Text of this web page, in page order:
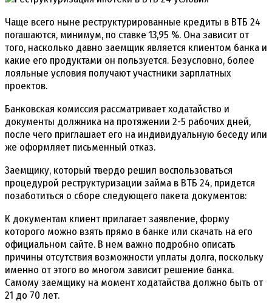
Чаще всего ныне реструктурированные кредиты в ВТБ 24
погашаются, минимум, по ставке 13,95 %. Она зависит от
того, насколько давно заемщик является клиентом банка и
какие его продуктами он пользуется. Безусловно, более
лояльные условия получают участники зарплатных
проектов.
Банковская комиссия рассматривает ходатайство и
документы должника на протяжении 2-5 рабочих дней,
после чего приглашает его на индивидуальную беседу или
же оформляет письменный отказ.
Заемщику, который твердо решил воспользоваться
процедурой реструктуризации займа в ВТБ 24, придется
позаботиться о сборе следующего пакета документов:
К документам клиент прилагает заявление, форму
которого можно взять прямо в банке или скачать на его
официальном сайте. В нем важно подробно описать
причины отсутствия возможности уплаты долга, поскольку
именно от этого во многом зависит решение банка.
Самому заемщику на момент ходатайства должно быть от
21 до 70 лет.